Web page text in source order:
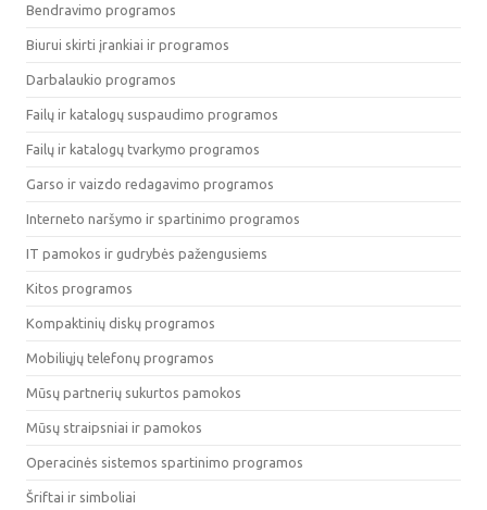
Bendravimo programos
Biurui skirti įrankiai ir programos
Darbalaukio programos
Failų ir katalogų suspaudimo programos
Failų ir katalogų tvarkymo programos
Garso ir vaizdo redagavimo programos
Interneto naršymo ir spartinimo programos
IT pamokos ir gudrybės pažengusiems
Kitos programos
Kompaktinių diskų programos
Mobiliųjų telefonų programos
Mūsų partnerių sukurtos pamokos
Mūsų straipsniai ir pamokos
Operacinės sistemos spartinimo programos
Šriftai ir simboliai